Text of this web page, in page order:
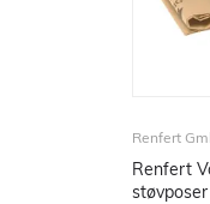
Renfert
Renfert